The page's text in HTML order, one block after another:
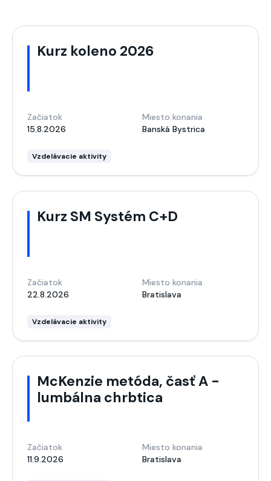
Kurz koleno 2026
Začiatok
15.8.2026
Miesto konania
Banská Bystrica
Vzdelávacie aktivity
Kurz SM Systém C+D
Začiatok
22.8.2026
Miesto konania
Bratislava
Vzdelávacie aktivity
McKenzie metóda, časť A -
lumbálna chrbtica
Začiatok
11.9.2026
Miesto konania
Bratislava